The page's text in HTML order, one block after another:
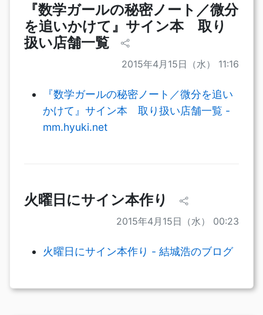
『数学ガールの秘密ノート／微分
を追いかけて』サイン本 取り
扱い店舗一覧
2015年4月15日（水） 11:16
『数学ガールの秘密ノート／微分を追い
かけて』サイン本 取り扱い店舗一覧 -
mm.hyuki.net
火曜日にサイン本作り
2015年4月15日（水） 00:23
火曜日にサイン本作り - 結城浩のブログ